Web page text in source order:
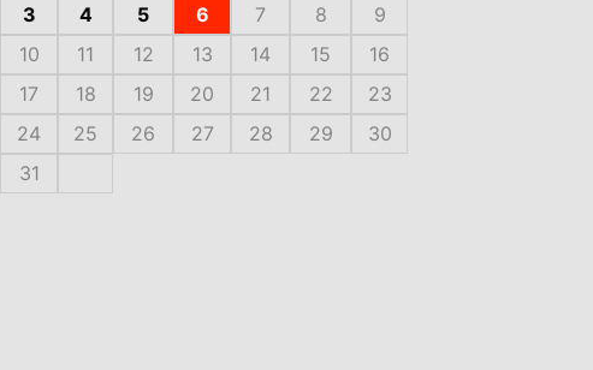
3
4 5 6 7 8
9
10
11 12 13 14 15
16
17
18 19 20 21 22
23
24
25 26 27 28 29
30
31